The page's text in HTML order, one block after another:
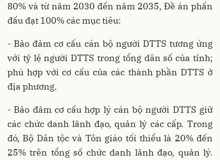
80% và từ năm 2030 đến năm 2035, Đề án phấn
đấu đạt 100% các mục tiêu:
- Bảo đảm cơ cấu cán bộ người DTTS tương ứng
với tỷ lệ người DTTS trong tổng dân số của tỉnh;
phù hợp với cơ cấu của các thành phần DTTS ở
địa phương.
- Bảo đảm cơ cấu hợp lý cán bộ người DTTS giữ
các chức danh lãnh đạo, quản lý các cấp. Trong
đó, Bộ Dân tộc và Tôn giáo tối thiểu là 20% đến
25% trên tổng số chức danh lãnh đạo, quản lý.